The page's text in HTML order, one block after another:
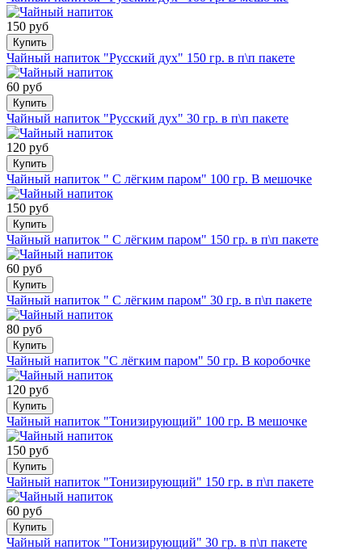
150 руб
Купить
Чайный напиток "Русский дух" 150 гр. в п\п пакете
60 руб
Купить
Чайный напиток "Русский дух" 30 гр. в п\п пакете
120 руб
Купить
Чайный напиток " С лёгким паром" 100 гр. В мешочке
150 руб
Купить
Чайный напиток " С лёгким паром" 150 гр. в п\п пакете
60 руб
Купить
Чайный напиток " С лёгким паром" 30 гр. в п\п пакете
80 руб
Купить
Чайный напиток "С лёгким паром" 50 гр. В коробочке
120 руб
Купить
Чайный напиток "Тонизирующий" 100 гр. В мешочке
150 руб
Купить
Чайный напиток "Тонизирующий" 150 гр. в п\п пакете
60 руб
Купить
Чайный напиток "Тонизирующий" 30 гр. в п\п пакете